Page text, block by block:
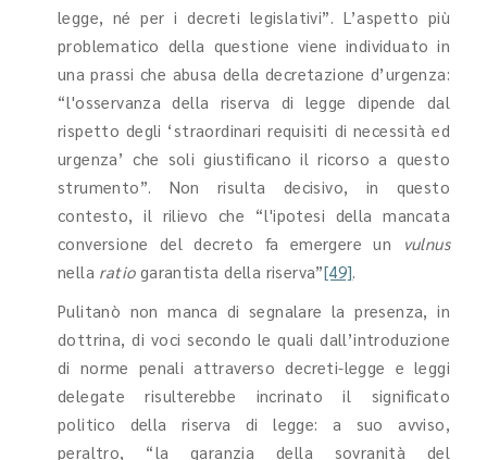
legge, né per i decreti legislativi”. L’aspetto più
problematico della questione viene individuato in
una prassi che abusa della decretazione d’urgenza:
“l'osservanza della riserva di legge dipende dal
rispetto degli ‘straordinari requisiti di necessità ed
urgenza’ che soli giustificano il ricorso a questo
strumento”. Non risulta decisivo, in questo
contesto, il rilievo che “l'ipotesi della mancata
conversione del decreto fa emergere un
vulnus
nella ratiogarantista della riserva”[49].
Pulitanò non manca di segnalare la presenza, in
dottrina, di voci secondo le quali dall’introduzione
di norme penali attraverso decreti-legge e leggi
delegate risulterebbe incrinato il significato
politico della riserva di legge: a suo avviso,
peraltro, “la garanzia della sovranità del